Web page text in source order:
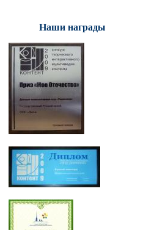
Наши награды